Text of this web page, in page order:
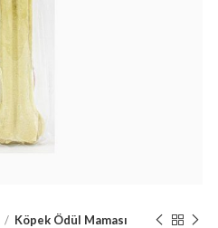
Köpek Ödül Maması